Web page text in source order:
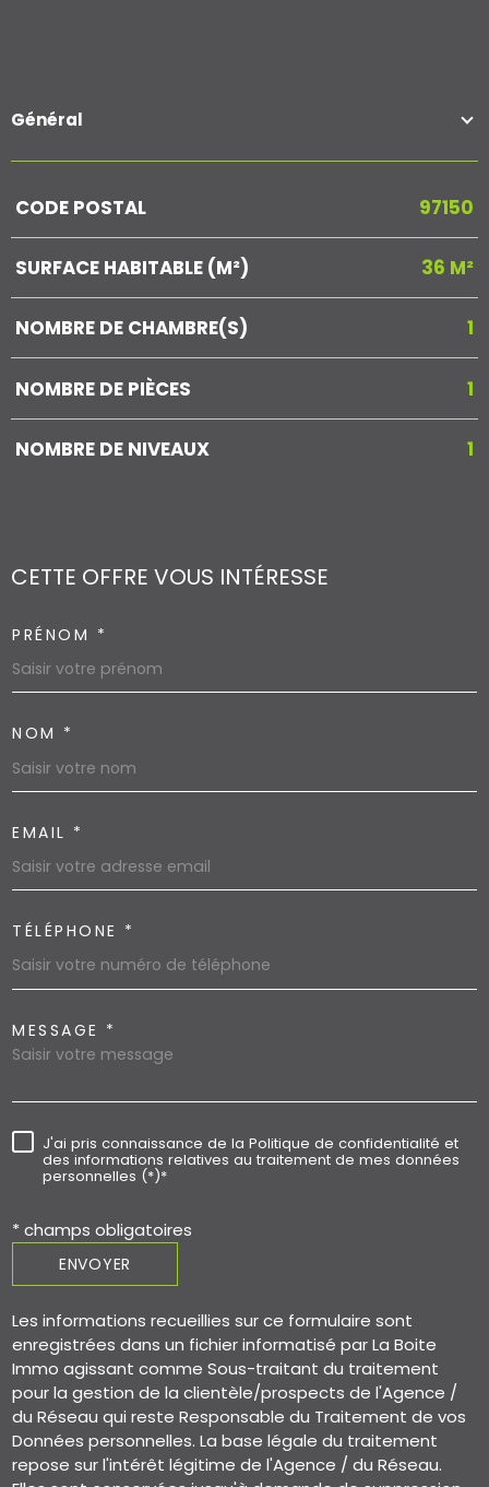
Général
Caractérisque Valeurs
CODE POSTAL 97150
SURFACE HABITABLE (M²) 36 M²
NOMBRE DE CHAMBRE(S) 1
NOMBRE DE PIÈCES 1
NOMBRE DE NIVEAUX 1
CETTE OFFRE VOUS INTÉRESSE
PRÉNOM *
NOM *
EMAIL *
TÉLÉPHONE *
MESSAGE *
J'ai pris connaissance de la Politique de confidentialité et
des informations relatives au traitement de mes données
personnelles (*)*
* champs obligatoires
ENVOYER
Les informations recueillies sur ce formulaire sont
enregistrées dans un fichier informatisé par La Boite
Immo agissant comme Sous-traitant du traitement
pour la gestion de la clientèle/prospects de l'Agence /
du Réseau qui reste Responsable du Traitement de vos
Données personnelles. La base légale du traitement
repose sur l'intérêt légitime de l'Agence / du Réseau.